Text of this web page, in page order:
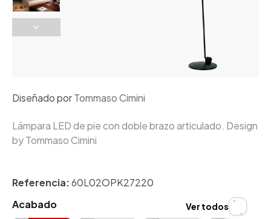
Diseñado porTommaso Cimini
Lámpara LED de pie con doble brazo articulado. Design
by Tommaso Cimini
Referencia:60L02OPK27220
Acabado
Ver todos